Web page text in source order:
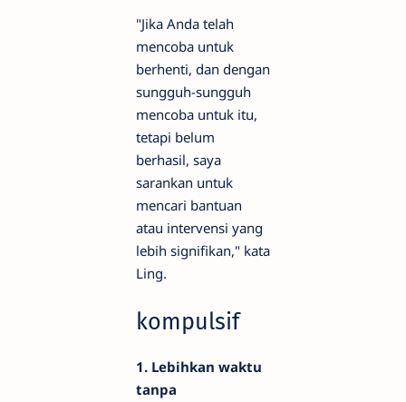
"Jika Anda telah
mencoba untuk
berhenti, dan dengan
sungguh-sungguh
mencoba untuk itu,
tetapi belum
berhasil, saya
sarankan untuk
mencari bantuan
atau intervensi yang
lebih signifikan," kata
Ling.
kompulsif
1. Lebihkan waktu
tanpa